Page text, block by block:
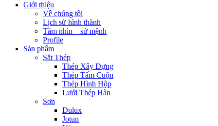
Giới thiệu
Về chúng tôi
Lịch sử hình thành
Tầm nhìn – sứ mệnh
Profile
Sản phẩm
Sắt Thép
Thép Xây Dựng
Thép Tấm Cuộn
Thép Hình Hộp
Lưới Thép Hàn
Sơn
Dulux
Jotun